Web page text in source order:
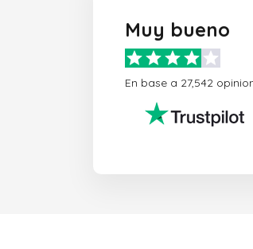
Muy bueno
En base a 27,542